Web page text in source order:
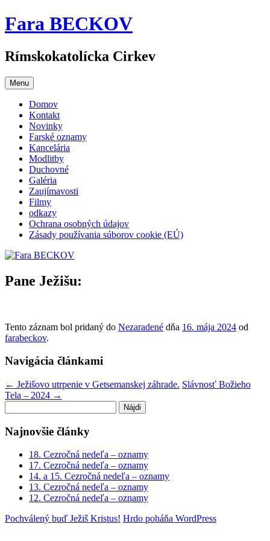
Preskočiť
na
Fara BECKOV
Rímskokatolícka Cirkev
Menu
Domov
Kontakt
Novinky
Farské oznamy
Kancelária
Modlitby
Duchovné
Galéria
Zaujímavosti
Filmy
odkazy
Ochrana osobných údajov
Zásady používania súborov cookie (EÚ)
Pane Ježišu:
Tento záznam bol pridaný do Nezaradené dňa 16. mája 2024 od
farabeckov.
Navigácia článkami
← Ježišovo utrpenie v Getsemanskej záhrade. Slávnosť Božieho
Tela – 2024 →
Najnovšie články
18. Cezročná nedeľa – oznamy
17. Cezročná nedeľa – oznamy
14. a 15. Cezročná nedeľa – oznamy
13. Cezročná nedeľa – oznamy
12. Cezročná nedeľa – oznamy
Pochválený buď Ježiš Kristus! Hrdo poháňa WordPress